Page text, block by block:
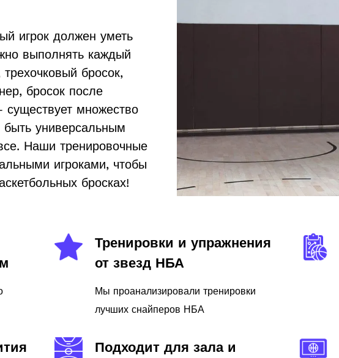
игрок должен уметь
выполнять каждый
бросок,
бросок после
множество
универсальным
Наши тренировочные
игроками, чтобы
бросках!
Тренировки и упражнения
от звезд НБА
Мы проанализировали тренировки
лучших снайперов НБА
Подходит для зала и